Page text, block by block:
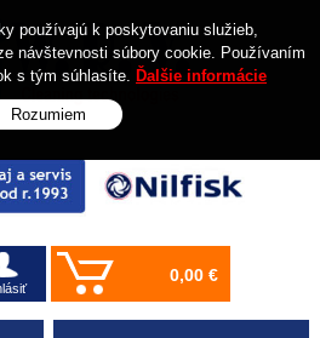
0,00 €
používajú k poskytovaniu služieb,
návštevnosti súbory cookie. Používaním
s tým súhlasíte. Ďalšie informácie
Rozumiem